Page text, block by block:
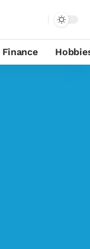
Finance